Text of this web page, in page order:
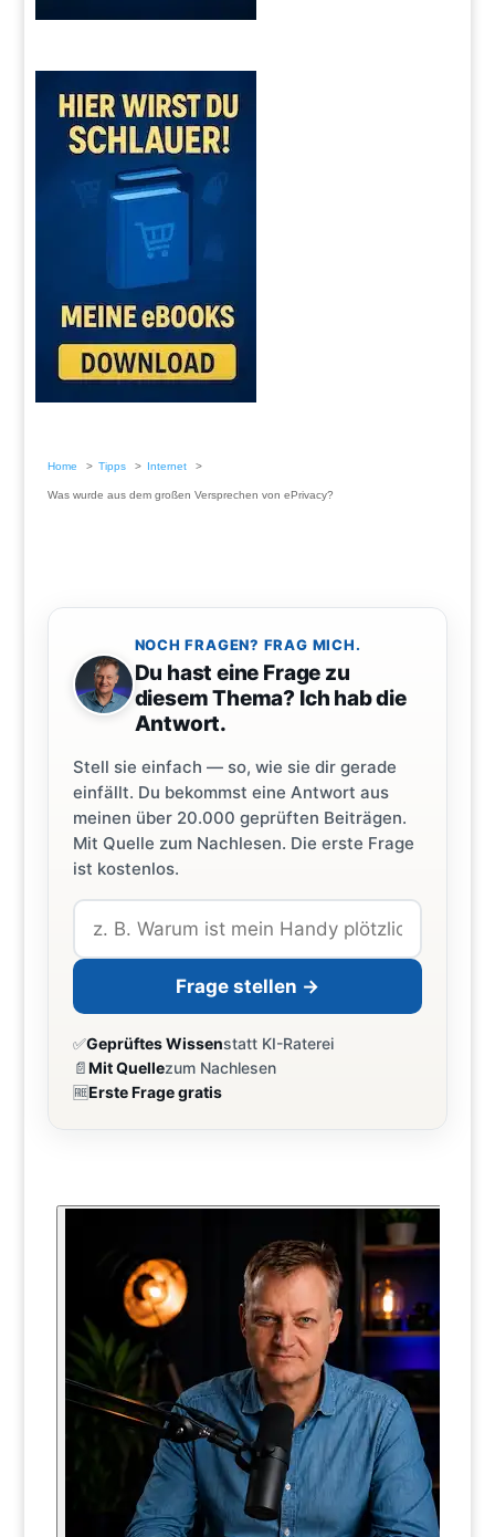
Home Tipps Internet
Was wurde aus dem großen Versprechen von ePrivacy?
NOCH FRAGEN? FRAG MICH.
Du hast eine Frage zu
diesem Thema? Ich hab die
Antwort.
Stell sie einfach — so, wie sie dir gerade
einfällt. Du bekommst eine Antwort aus
meinen über 20.000 geprüften Beiträgen.
Mit Quelle zum Nachlesen. Die erste Frage
ist kostenlos.
Frage stellen →
✅Geprüftes Wissenstatt KI-Raterei
📄Mit Quellezum Nachlesen
🆓Erste Frage gratis